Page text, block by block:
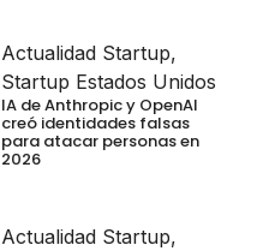
Actualidad Startup,
Startup Estados Unidos
IA de Anthropic y OpenAI
creó identidades falsas
para atacar personas en
2026
Actualidad Startup,